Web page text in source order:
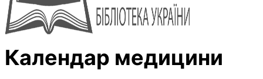
Календар медицини